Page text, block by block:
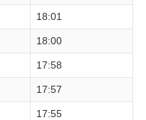
18:01
18:00
17:58
17:57
17:55